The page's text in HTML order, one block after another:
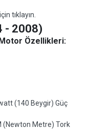
tıklayın.
- 2008)
Özellikleri:
(140 Beygir) Güç
(Newton Metre) Tork